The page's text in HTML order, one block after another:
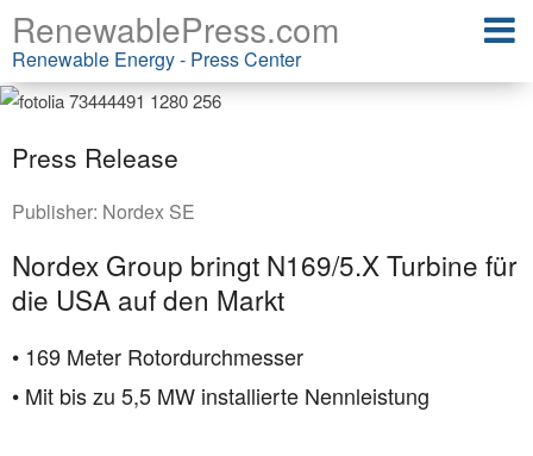
RenewablePress.com
Renewable Energy - Press Center
Press Release
Publisher: Nordex SE
Nordex Group bringt N169/5.X Turbine für
die USA auf den Markt
• 169 Meter Rotordurchmesser
• Mit bis zu 5,5 MW installierte Nennleistung